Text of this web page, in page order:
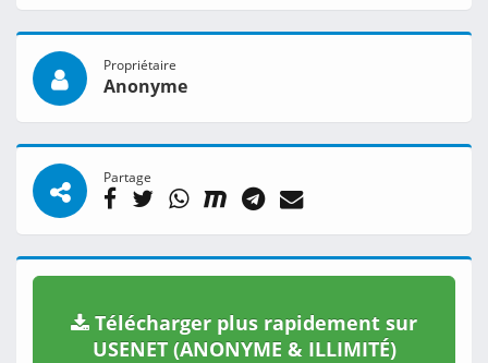
Propriétaire
Anonyme
Partage
Télécharger plus rapidement sur
USENET (ANONYME & ILLIMITÉ)